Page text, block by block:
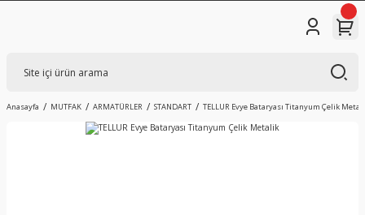
Anasayfa MUTFAK ARMATÜRLER STANDART TELLUR Evye Bataryası Titanyum Çelik